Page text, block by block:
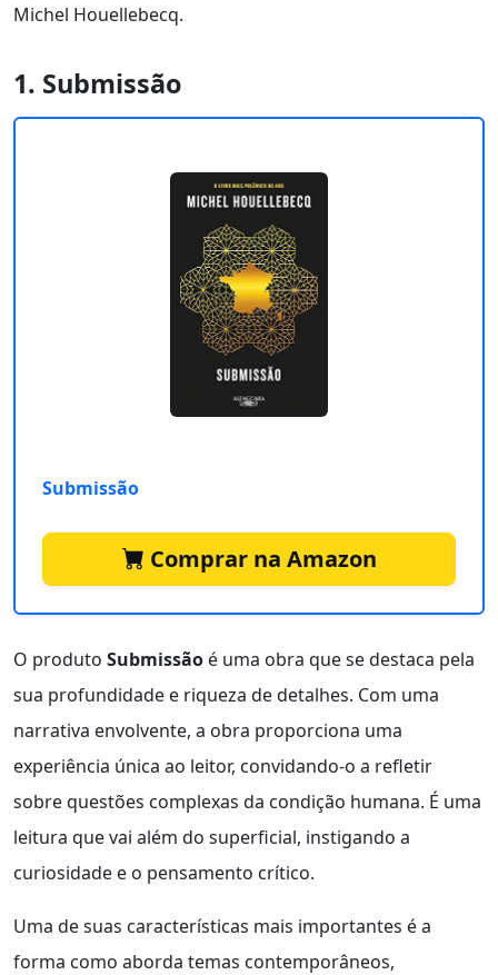
Michel Houellebecq.
1. Submissão
Submissão
Comprar na Amazon
O produto Submissão é uma obra que se destaca pela
sua profundidade e riqueza de detalhes. Com uma
narrativa envolvente, a obra proporciona uma
experiência única ao leitor, convidando-o a refletir
sobre questões complexas da condição humana. É uma
leitura que vai além do superficial, instigando a
curiosidade e o pensamento crítico.
Uma de suas características mais importantes é a
forma como aborda temas contemporâneos,